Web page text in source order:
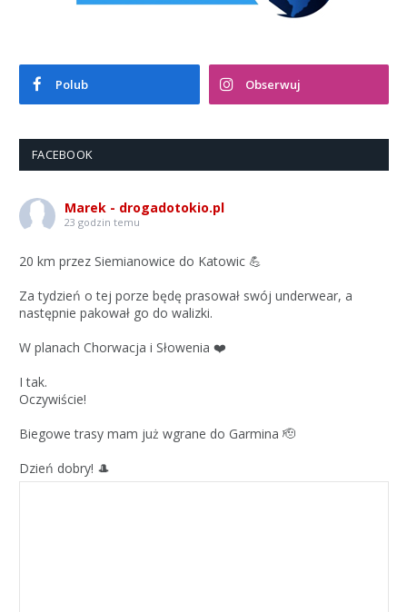
Polub Obserwuj
FACEBOOK
Marek - drogadotokio.pl
23 godzin temu
20 km przez Siemianowice do Katowic 💪
Za tydzień o tej porze będę prasował swój underwear, a
następnie pakował go do walizki.
W planach Chorwacja i Słowenia ❤️
I tak.
Oczywiście!
Biegowe trasy mam już wgrane do Garmina 🫡
Dzień dobry! 🎩